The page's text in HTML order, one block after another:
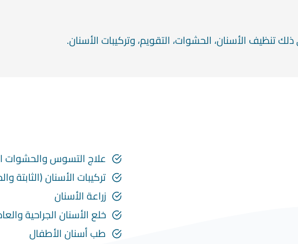
تنظيف الأسنان، الحشوات، التقويم، وتركيبات الأسنان.
علاج التسوس والحشوات
تركيبات الأسنان (الثابتة
زراعة الأسنان
خلع الأسنان الجراحية
طب أسنان الأطفال